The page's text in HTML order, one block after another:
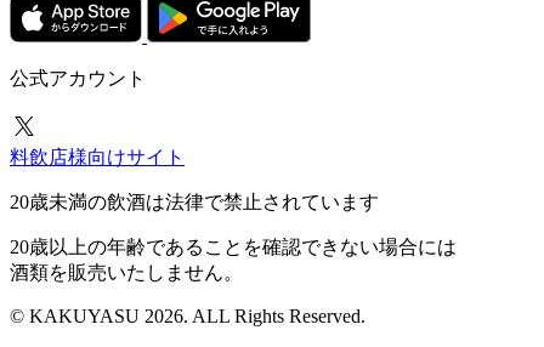
公式アカウント
料飲店様向けサイト
20歳未満の飲酒は法律で禁止されています
20歳以上の年齢であることを確認できない場合には
酒類を販売いたしません。
© KAKUYASU 2026. ALL Rights Reserved.